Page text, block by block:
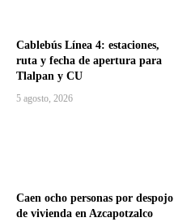
Cablebús Línea 4: estaciones,
ruta y fecha de apertura para
Tlalpan y CU
5 agosto, 2026
Caen ocho personas por despojo
de vivienda en Azcapotzalco